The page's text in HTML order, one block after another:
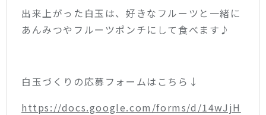
出来上がった白玉は、好きなフルーツと一緒に
あんみつやフルーツポンチにして食べます♪
白玉づくりの応募フォームはこちら↓
https://docs.google.com/forms/d/14wJjH